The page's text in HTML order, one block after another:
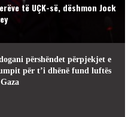
të UÇK-së, dëshmon Jock
përshëndet përpjekjet e
për t’i dhënë fund luftës